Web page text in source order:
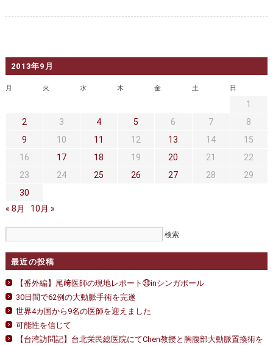
大動脈瘤を指摘されたら？
遠方から来院される方は？ 外来予約について
セカンドオピニオン 治療費について
正しい病院の選び方 アクセス
外来予約をされた方へ
採用・医療関係の方へ
私どもの特色 治療目的と治療対象
手術概要 ご紹介いただく場合
医師募集情報 ドクターカー
の
ビ
合
＞
は
2013年9月
月 火 水 木 金 土 日
1
2
3 4 5 6 7
8
9
10 11 12 13 14
15
16
17 18 19 20 21
22
23
24 25 26 27 28
29
30
« 8月
10月 »
最近の投稿
【番外編】尾﨑医師の現地レポート㉚inシンガポール
30日間で62例の大動脈手術を完遂
世界4カ国から9名の医師を迎えました
可能性を信じて
【台湾訪問記】台北栄民総医院にてChen教授と胸腹部大動脈置換術を